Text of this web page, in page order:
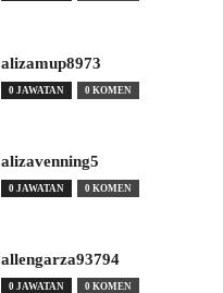
alizamup8973
0 JAWATAN 0 KOMEN
alizavenning5
0 JAWATAN 0 KOMEN
allengarza93794
0 JAWATAN 0 KOMEN